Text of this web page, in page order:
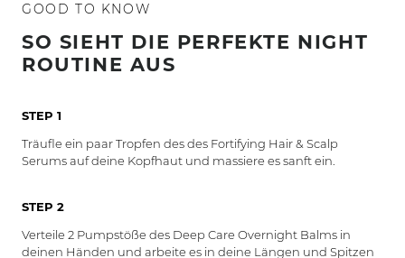
GOOD TO KNOW
SO SIEHT DIE PERFEKTE NIGHT
ROUTINE AUS
STEP 1
Träufle ein paar Tropfen des des Fortifying Hair & Scalp
Serums auf deine Kopfhaut und massiere es sanft ein.
STEP 2
Verteile 2 Pumpstöße des Deep Care Overnight Balms in
deinen Händen und arbeite es in deine Längen und Spitzen